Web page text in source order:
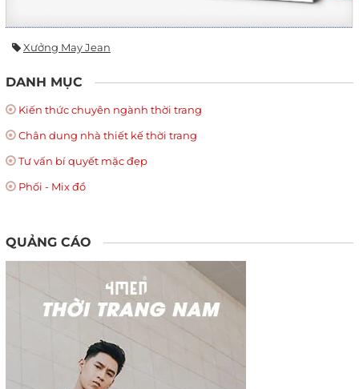
Xưởng May Jean
DANH MỤC
Kiến thức chuyên ngành thời trang
Chân dung nhà thiết kế thời trang
Tư vấn bí quyết mặc đẹp
Phối - Mix đồ
QUẢNG CÁO